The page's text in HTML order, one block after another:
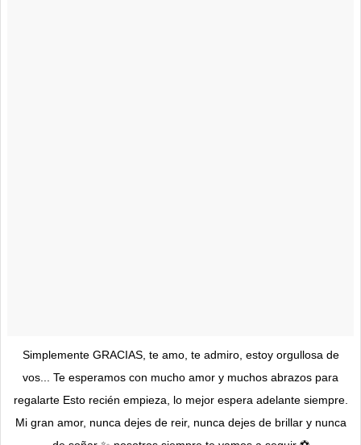
Simplemente GRACIAS, te amo, te admiro, estoy orgullosa de
vos... Te esperamos con mucho amor y muchos abrazos para
regalarte Esto recién empieza, lo mejor espera adelante siempre.
Mi gran amor, nunca dejes de reir, nunca dejes de brillar y nunca